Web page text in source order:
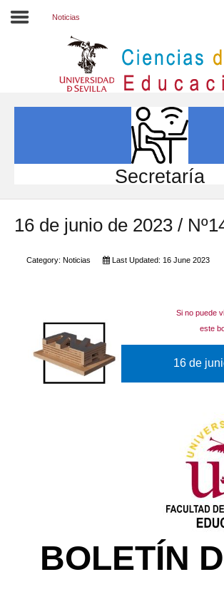
INVESTIGACIÓN
INTERNACIONAL
Directorio FCCE
Noticias
Secretaría
16 de junio de 2023 /
Category: Noticias Last Updated: 16 June 2023
Si no puede
este
16 de
BOLETÍN